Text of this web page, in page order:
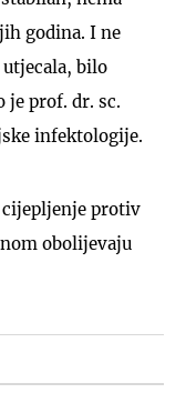
godina. I ne
bilo
prof. dr. sc.
infektologije.
cijepljenje protiv
obolijevaju